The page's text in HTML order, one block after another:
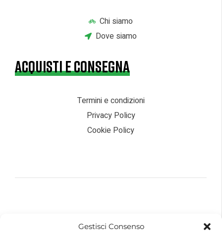
Gestisci Consenso
Chi siamo
Dove siamo
ACQUISTI E CONSEGNA
Termini e condizioni
Privacy Policy
Cookie Policy